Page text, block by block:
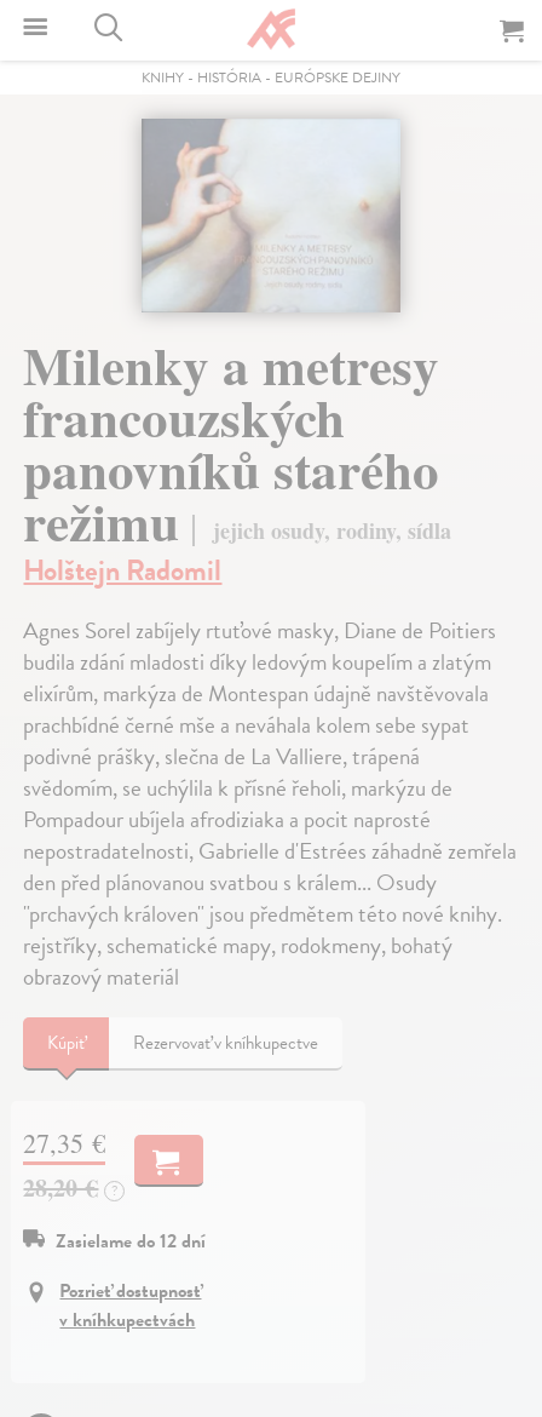
KNIHY - HISTÓRIA - EURÓPSKE DEJINY
Milenky a metresy
francouzských
panovníků starého
režimu jejich osudy, rodiny, sídla
Holštejn Radomil
Agnes Sorel zabíjely rtuťové masky, Diane de Poitiers
budila zdání mladosti díky ledovým koupelím a zlatým
elixírům, markýza de Montespan údajně navštěvovala
prachbídné černé mše a neváhala kolem sebe sypat
podivné prášky, slečna de La Valliere, trápená
svědomím, se uchýlila k přísné řeholi, markýzu de
Pompadour ubíjela afrodiziaka a pocit naprosté
nepostradatelnosti, Gabrielle d'Estrées záhadně zemřela
den před plánovanou svatbou s králem... Osudy
"prchavých královen" jsou předmětem této nové knihy.
rejstříky, schematické mapy, rodokmeny, bohatý
obrazový materiál
Kúpiť Rezervovať v kníhkupectve
27,35 €
28,20 € ?
Zasielame do 12 dní
Pozrieť dostupnosť
v kníhkupectvách